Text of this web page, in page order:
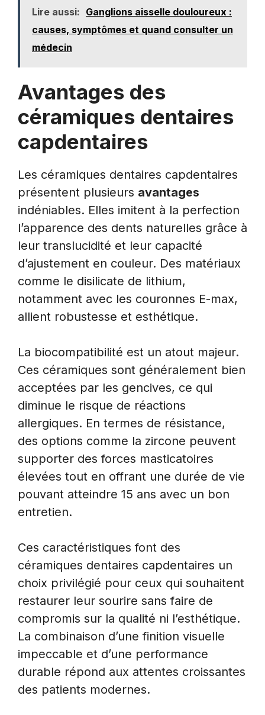
Lire aussi: Ganglions aisselle douloureux :
causes, symptômes et quand consulter un
médecin
Avantages des
céramiques dentaires
capdentaires
Les céramiques dentaires capdentaires
présentent plusieurs avantages
indéniables. Elles imitent à la perfection
l’apparence des dents naturelles grâce à
leur translucidité et leur capacité
d’ajustement en couleur. Des matériaux
comme le disilicate de lithium,
notamment avec les couronnes E-max,
allient robustesse et esthétique.
La biocompatibilité est un atout majeur.
Ces céramiques sont généralement bien
acceptées par les gencives, ce qui
diminue le risque de réactions
allergiques. En termes de résistance,
des options comme la zircone peuvent
supporter des forces masticatoires
élevées tout en offrant une durée de vie
pouvant atteindre 15 ans avec un bon
entretien.
Ces caractéristiques font des
céramiques dentaires capdentaires un
choix privilégié pour ceux qui souhaitent
restaurer leur sourire sans faire de
compromis sur la qualité ni l’esthétique.
La combinaison d’une finition visuelle
impeccable et d’une performance
durable répond aux attentes croissantes
des patients modernes.